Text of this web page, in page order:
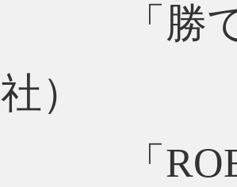
「勝てる
社）
「ROEを